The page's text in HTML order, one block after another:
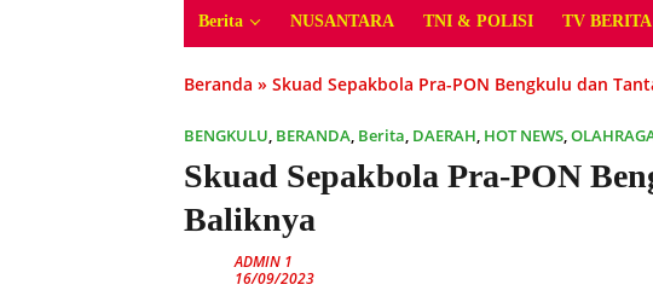
Berita NUSANTARA TNI & POLISI TV
Beranda » Skuad Sepakbola Pra-PON Bengkulu dan
BENGKULU, BERANDA, Berita, DAERAH, HOT NEWS,
Skuad Sepakbola Pra-PON
Baliknya
ADMIN 1
16/09/2023